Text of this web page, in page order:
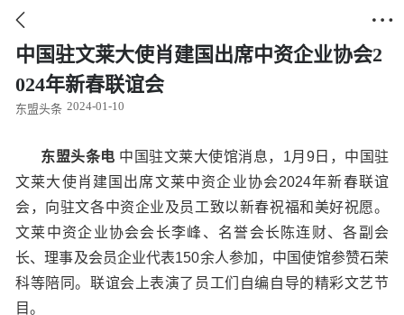
 
中国驻文莱大使肖建国出席中资企业协会2
024年新春联谊会
东盟头条 2024-01-10
东盟头条电 中国驻文莱大使馆消息，1月9日， 中国驻
文莱大使肖建国出席文莱中资企业协会2024年新春联谊
会，向驻文各中资企业及员工致以新春祝福和美好祝愿。
文莱中资企业协会会长李峰、名誉会长陈连财、各副会
长、理事及会员企业代表150余人参加，中国使馆参赞石荣
科等陪同。联谊会上表演了员工们自编自导的精彩文艺节
目。